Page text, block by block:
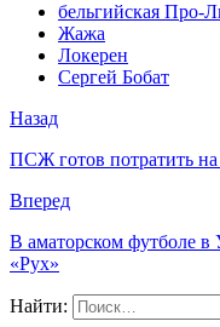
бельгийская Про-
Жажа
Локерен
Сергей Бобат
Назад
ПСЖ готов потратить
Вперед
В аматорском футболе
«Рух»
Найти: